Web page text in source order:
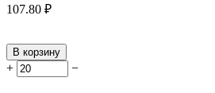
107.80 ₽
В корзину
+ −